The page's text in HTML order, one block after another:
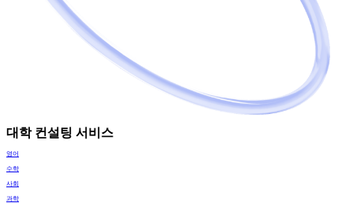
대학 컨설팅 서비스
영어
수학
사회
과학